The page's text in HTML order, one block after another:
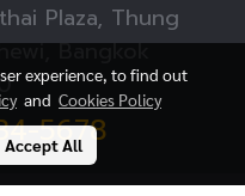
Plaza, Thung
Bangkok
5678
experience, to find out
and Cookies Policy
Accept All